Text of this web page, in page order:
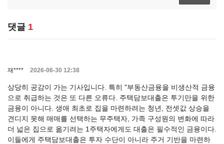
댓글 1
재**** 2026-06-30 12:38
상당히 공감이 가는 기사입니다. 특히 "부동산금융을 비생산적 금융
으로 취급하는 것은 또 다른 오류다. 주택담보대출은 투기만을 위한
금융이 아니다. 생애 최초로 집을 마련하려는 청년, 전셋값 상승을
견디지 못해 매매를 선택하는 무주택자, 가족 구성원의 변화에 따라
더 넓은 집으로 옮기려는 1주택자에게도 대출은 필수적인 금융이다.
이들에게 주택담보대출은 투자 수단이 아니라 주거 기반을 마련하